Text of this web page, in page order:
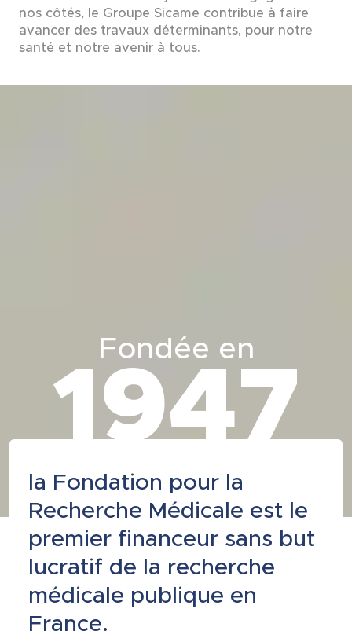
nos côtés, le Groupe Sicame contribue à faire
avancer des travaux déterminants, pour notre
santé et notre avenir à tous.
Fondée en
1947
la Fondation pour la
Recherche Médicale est le
premier financeur sans but
lucratif de la recherche
médicale publique en
France.